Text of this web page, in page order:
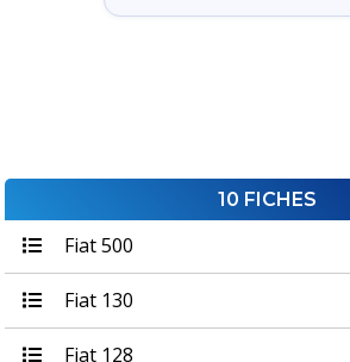
10 FICHES
Fiat 500
Fiat 130
Fiat 128